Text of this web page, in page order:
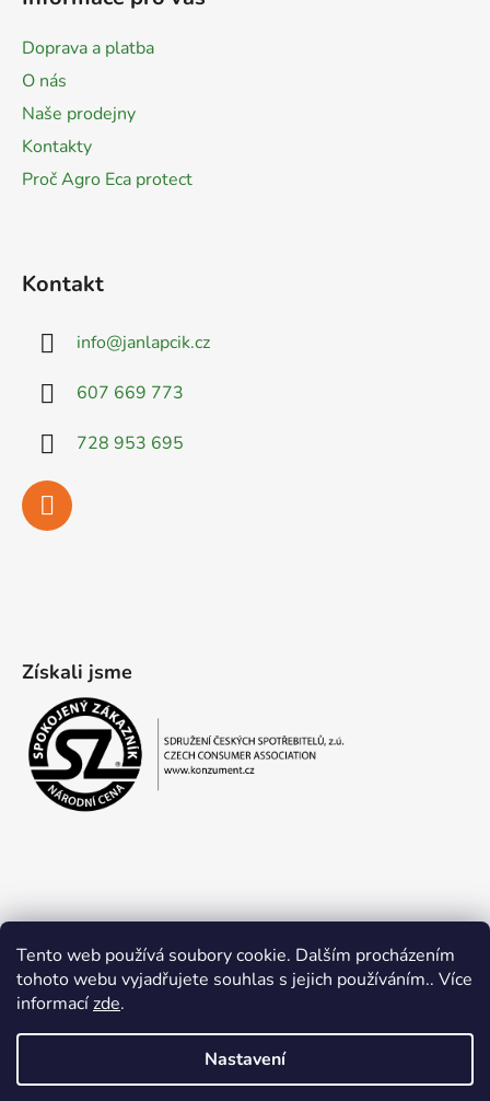
Tento web používá soubory cookie. Dalším procházením
tohoto webu vyjadřujete souhlas s jejich používáním.. Více
informacízde.
Nastavení
Doprava a platba
O nás
Naše prodejny
Kontakty
Proč Agro Eca protect
Kontakt
info@janlapcik.cz
607 669 773
728 953 695
Získali jsme
Obchodní podmínky Ochrana osobních údajů